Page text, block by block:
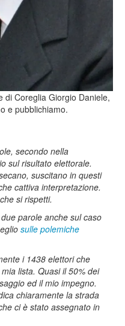
di Coreglia Giorgio Daniele,
e pubblichiamo.
secondo nella
sul risultato elettorale.
suscitano in questi
cattiva interpretazione.
si rispetti.
parole anche sul caso
sulle polemiche
i 1438 elettori che
lista. Quasi il 50% dei
ed il mio impegno.
chiaramente la strada
ci è stato assegnato in